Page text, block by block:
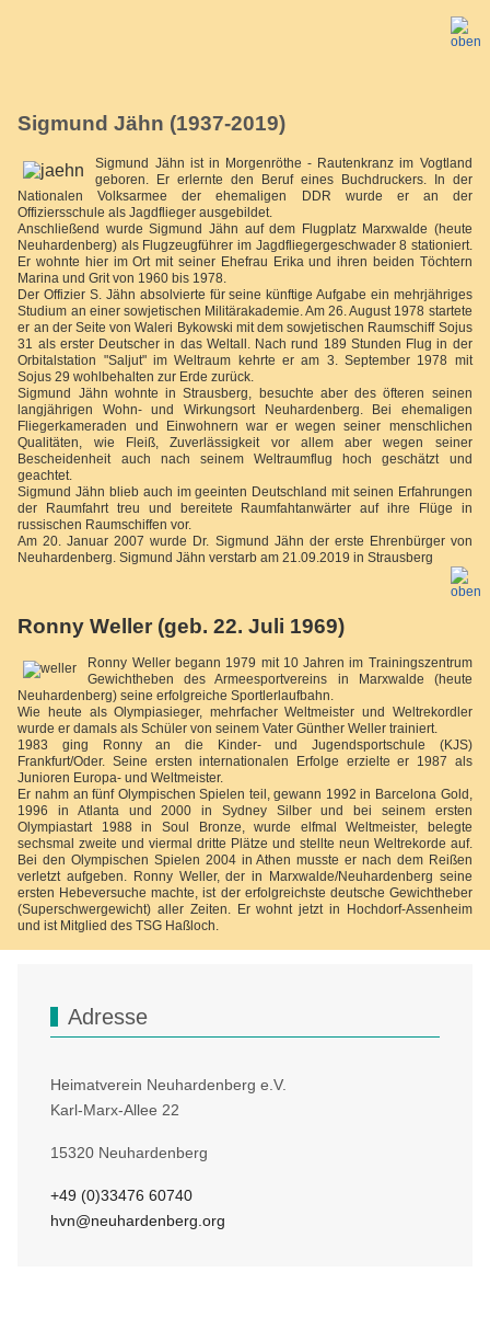
Sigmund Jähn (1937-2019)
Sigmund Jähn ist in Morgenröthe - Rautenkranz im Vogtland
geboren. Er erlernte den Beruf eines Buchdruckers. In der
Nationalen Volksarmee der ehemaligen DDR wurde er an der
Offiziersschule als Jagdflieger ausgebildet.
Anschließend wurde Sigmund Jähn auf dem Flugplatz Marxwalde (heute
Neuhardenberg) als Flugzeugführer im Jagdfliegergeschwader 8 stationiert.
Er wohnte hier im Ort mit seiner Ehefrau Erika und ihren beiden Töchtern
Marina und Grit von 1960 bis 1978.
Der Offizier S. Jähn absolvierte für seine künftige Aufgabe ein mehrjähriges
Studium an einer sowjetischen Militärakademie. Am 26. August 1978 startete
er an der Seite von Waleri Bykowski mit dem sowjetischen Raumschiff Sojus
31 als erster Deutscher in das Weltall. Nach rund 189 Stunden Flug in der
Orbitalstation "Saljut" im Weltraum kehrte er am 3. September 1978 mit
Sojus 29 wohlbehalten zur Erde zurück.
Sigmund Jähn wohntein Strausberg, besuchte aber des öfteren seinen
langjährigen Wohn- und Wirkungsort Neuhardenberg. Bei ehemaligen
Fliegerkameraden und Einwohnern war er wegen seiner menschlichen
Qualitäten, wie Fleiß, Zuverlässigkeit vor allem aber wegen seiner
Bescheidenheit auch nach seinem Weltraumflug hoch geschätzt und
geachtet.
Sigmund Jähn blieb auch im geeinten Deutschland mit seinen Erfahrungen
der Raumfahrt treu und bereitete Raumfahtanwärter auf ihre Flüge in
russischen Raumschiffen vor.
Am 20. Januar 2007 wurde Dr. Sigmund Jähn der erste Ehrenbürger von
Neuhardenberg. Sigmund Jähn verstarb am 21.09.2019 in Strausberg
Ronny Weller (geb. 22. Juli 1969)
Ronny Weller begann 1979 mit 10 Jahren im Trainingszentrum
Gewichtheben des Armeesportvereins in Marxwalde (heute
Neuhardenberg) seine erfolgreiche Sportlerlaufbahn.
Wie heute als Olympiasieger, mehrfacher Weltmeister und Weltrekordler
wurde er damals als Schüler von seinem Vater Günther Weller trainiert.
1983 ging Ronny an die Kinder- und Jugendsportschule (KJS)
Frankfurt/Oder. Seine ersten internationalen Erfolge erzielte er 1987 als
Junioren Europa- und Weltmeister.
Er nahm an fünf Olympischen Spielen teil, gewann 1992 in Barcelona Gold,
1996 in Atlanta und 2000 in Sydney Silber und bei seinem ersten
Olympiastart 1988 in Soul Bronze, wurde elfmal Weltmeister, belegte
sechsmal zweite und viermal dritte Plätze und stellte neun Weltrekorde auf.
Bei den Olympischen Spielen 2004 in Athen musste er nach dem Reißen
verletzt aufgeben. Ronny Weller, der in Marxwalde/Neuhardenberg seine
ersten Hebeversuche machte, ist der erfolgreichste deutsche Gewichtheber
(Superschwergewicht) aller Zeiten. Er wohnt jetzt in Hochdorf-Assenheim
und ist Mitglied des TSG Haßloch.
Adresse
Heimatverein Neuhardenberg e.V.
Karl-Marx-Allee 22
15320 Neuhardenberg
+49 (0)33476 60740
hvn@neuhardenberg.org